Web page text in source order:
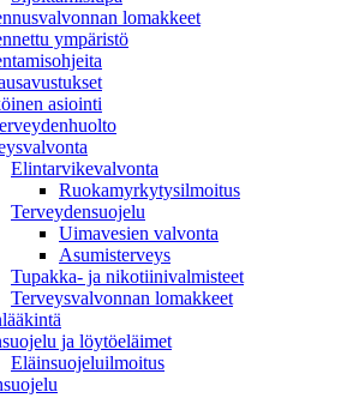
lomakkeet
ympäristö
asiointi
Elintarvikevalvonta
Ruokamyrkytysilmoitus
Terveydensuojelu
Uimavesien valvonta
Asumisterveys
Tupakka- ja nikotiinivalmisteet
Terveysvalvonnan lomakkeet
ja löytöeläimet
Eläinsuojeluilmoitus